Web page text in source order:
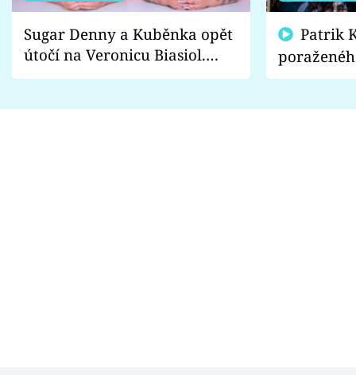
Sugar Denny a Kuběnka opět
útočí na Veronicu Biasiol.
Proč je podle nich falešná a
fanoušci